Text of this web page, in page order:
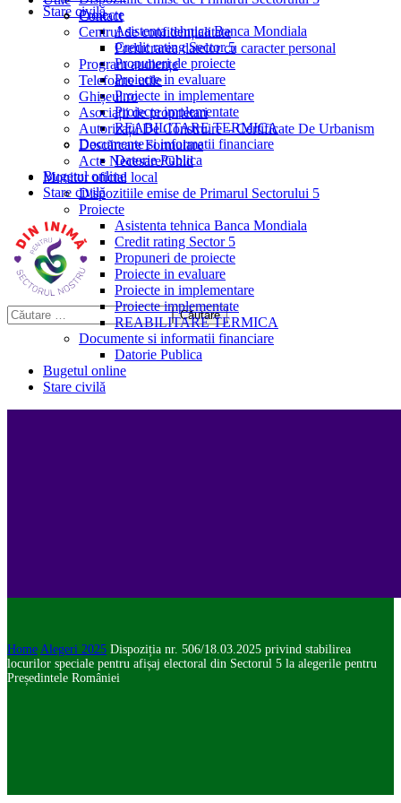
Stare civilă
Proiecte
Asistenta tehnica Banca Mondiala
Credit rating Sector 5
Propuneri de proiecte
Proiecte in evaluare
Proiecte in implementare
Proiecte implementate
REABILITARE TERMICA
Documente si informatii financiare
Datorie Publica
Bugetul online
Stare civilă
Contact
Centrul de confidențialitate
Prelucrarea datelor cu caracter personal
Program audiențe
Telefoane utile
Ghișeul.ro
Asociații de proprietari
Autorizații De Construire – Certificate De Urbanism
Descărcare Formulare
Acte Necesare/Ghid
Monitor oficial local
Dispozitiile emise de Primarul Sectorului 5
Proiecte
Asistenta tehnica Banca Mondiala
Credit rating Sector 5
Propuneri de proiecte
Proiecte in evaluare
Proiecte in implementare
Proiecte implementate
REABILITARE TERMICA
Documente si informatii financiare
Datorie Publica
Bugetul online
Stare civilă
Home Alegeri 2025 Dispoziția nr. 506/18.03.2025 privind stabilirea
locurilor speciale pentru afișaj electoral din Sectorul 5 la alegerile pentru
Președintele României